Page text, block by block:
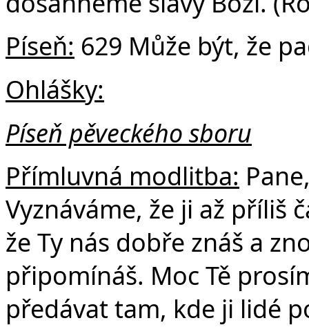
Píseň: 629 Může být, že
Ohlášky:
Píseň pěveckého sboru
Přímluvná modlitba:
Vyznáváme, že ji až příliš
že Ty nás dobře znáš a
připomínáš. Moc Tě
předávat tam, kde ji lidé